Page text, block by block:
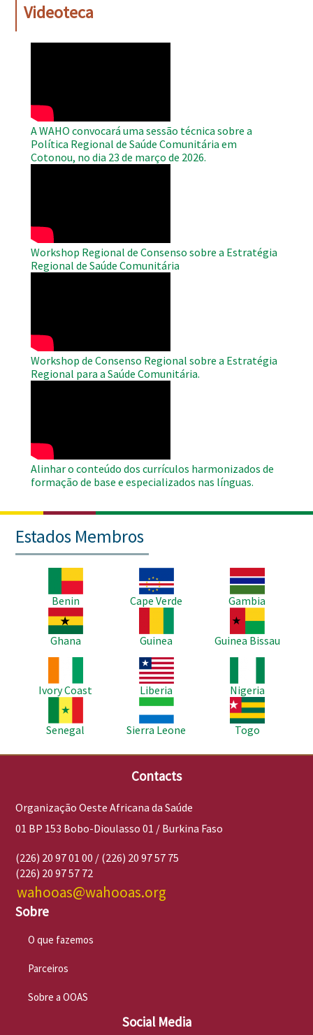
Videoteca
A WAHO convocará uma sessão técnica sobre a
Política Regional de Saúde Comunitária em
Cotonou, no dia 23 de março de 2026.
Workshop Regional de Consenso sobre a Estratégia
Regional de Saúde Comunitária
Workshop de Consenso Regional sobre a Estratégia
Regional para a Saúde Comunitária.
Alinhar o conteúdo dos currículos harmonizados de
formação de base e especializados nas línguas.
Estados Membros
Benin
Imagem
Cape Verde
Imagem
Gambia
Imagem
Ghana
Guinea
Imagem
Guinea Bissau
Ivory Coast
Imagem
Liberia
Nigeria
Imagem
Senegal
Imagem
Sierra Leone
Imagem
Togo
Contacts
Organização Oeste Africana da Saúde
01 BP 153 Bobo-Dioulasso 01 / Burkina Faso
(226) 20 97 01 00 / (226) 20 97 57 75
(226) 20 97 57 72
wahooas@wahooas.org
Sobre
O que fazemos
Parceiros
Sobre a OOAS
Social Media